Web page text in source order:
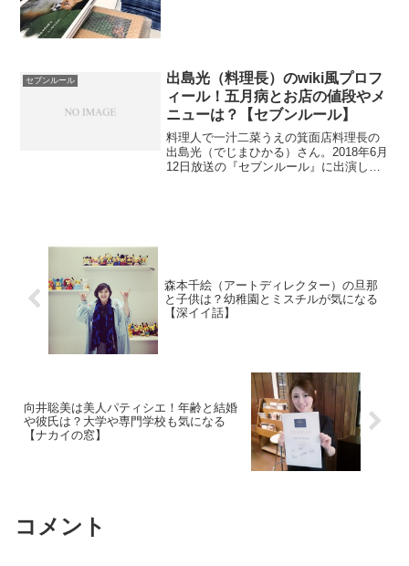
セブンルール
出島光（料理長）のwiki風プロフ
ィール！五月病とお店の値段やメ
ニューは？【セブンルール】
料理人で一汁二菜うえの箕面店料理長の
出島光（でじまひかる）さん。2018年6月
12日放送の『セブンルール』に出演しま
森本千絵（アートディレクター）の旦那
と子供は？幼稚園とミスチルが気になる
【深イイ話】
向井聡美は美人パティシエ！年齢と結婚
や彼氏は？大学や専門学校も気になる
【ナカイの窓】
コメント